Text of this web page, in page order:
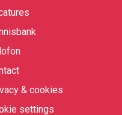
& cookies
settings